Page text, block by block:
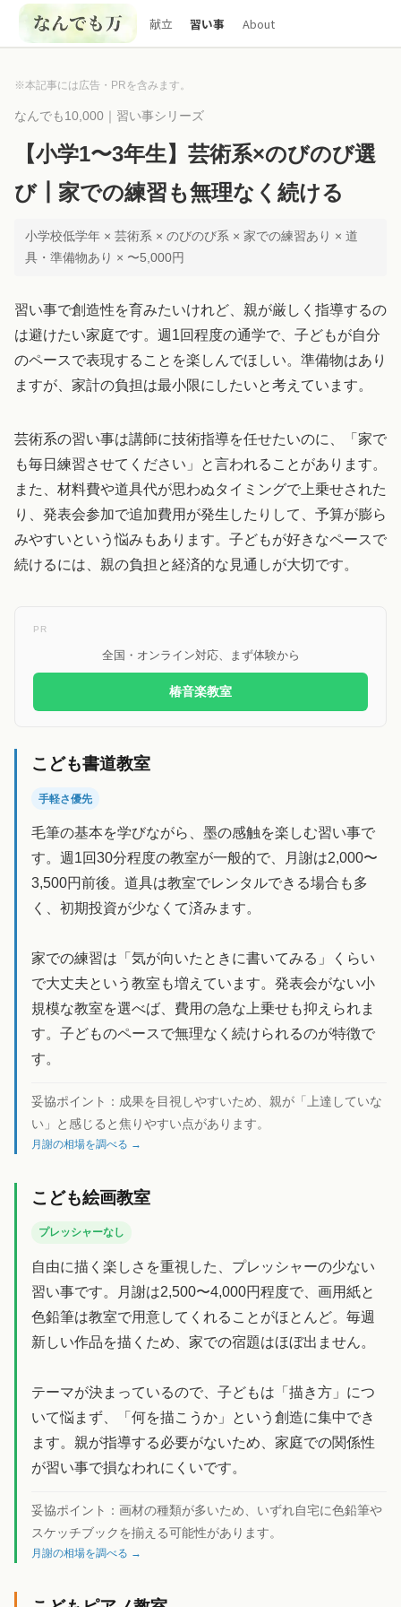
献立 習い事 About
※本記事には広告・PRを含みます。
なんでも10,000｜習い事シリーズ
【小学1〜3年生】芸術系×のびのび選
び┃家での練習も無理なく続ける
小学校低学年 × 芸術系 × のびのび系 × 家での練習あり × 道
具・準備物あり × 〜5,000円
習い事で創造性を育みたいけれど、親が厳しく指導するの
は避けたい家庭です。週1回程度の通学で、子どもが自分
のペースで表現することを楽しんでほしい。準備物はあり
ますが、家計の負担は最小限にしたいと考えています。
芸術系の習い事は講師に技術指導を任せたいのに、「家で
も毎日練習させてください」と言われることがあります。
また、材料費や道具代が思わぬタイミングで上乗せされた
り、発表会参加で追加費用が発生したりして、予算が膨ら
みやすいという悩みもあります。子どもが好きなペースで
続けるには、親の負担と経済的な見通しが大切です。
PR
全国・オンライン対応、まず体験から
椿音楽教室
こども書道教室
手軽さ優先
毛筆の基本を学びながら、墨の感触を楽しむ習い事で
す。週1回30分程度の教室が一般的で、月謝は2,000〜
3,500円前後。道具は教室でレンタルできる場合も多
く、初期投資が少なくて済みます。
家での練習は「気が向いたときに書いてみる」くらい
で大丈夫という教室も増えています。発表会がない小
規模な教室を選べば、費用の急な上乗せも抑えられま
す。子どものペースで無理なく続けられるのが特徴で
す。
妥協ポイント： 成果を目視しやすいため、親が「上達していな
い」と感じると焦りやすい点があります。
月謝の相場を調べる →
こども絵画教室
プレッシャーなし
自由に描く楽しさを重視した、プレッシャーの少ない
習い事です。月謝は2,500〜4,000円程度で、画用紙と
色鉛筆は教室で用意してくれることがほとんど。毎週
新しい作品を描くため、家での宿題はほぼ出ません。
テーマが決まっているので、子どもは「描き方」につ
いて悩まず、「何を描こうか」という創造に集中でき
ます。親が指導する必要がないため、家庭での関係性
が習い事で損なわれにくいです。
妥協ポイント： 画材の種類が多いため、いずれ自宅に色鉛筆や
スケッチブックを揃える可能性があります。
月謝の相場を調べる →